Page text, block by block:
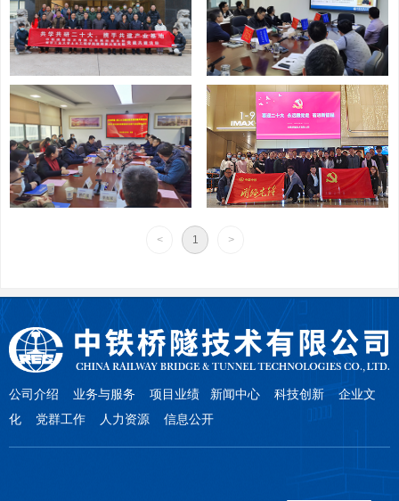
< 1 >
公司介绍 业务与服务 项目业绩 新闻中心 科技创新企业文
化 党群工作 人力资源 信息公开